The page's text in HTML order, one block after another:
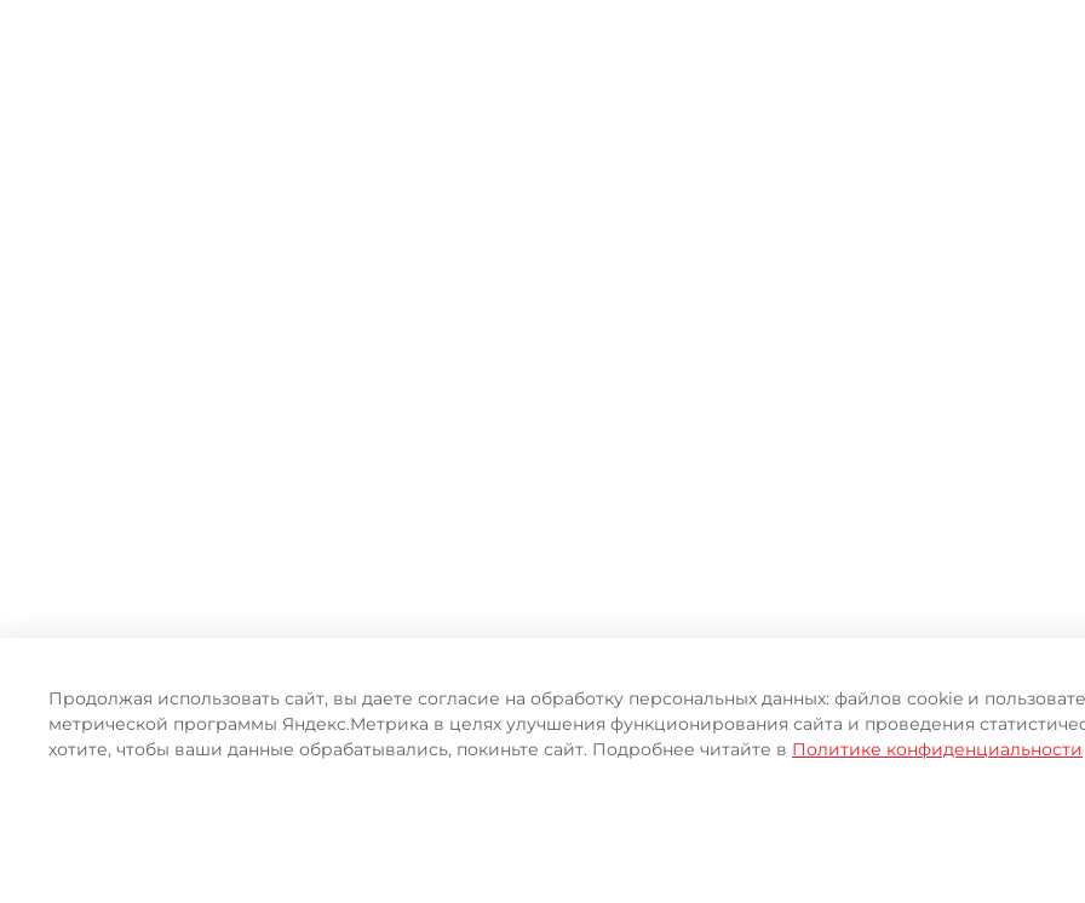
Продолжая использовать сайт, вы даете согласие на обработку персональных данных: файлов cookie и
метрической программы Яндекс.Метрика в целях улучшения функционирования сайта и проведения
хотите, чтобы ваши данные обрабатывались, покиньте сайт. Подробнее читайте в Политике конфиденциальности